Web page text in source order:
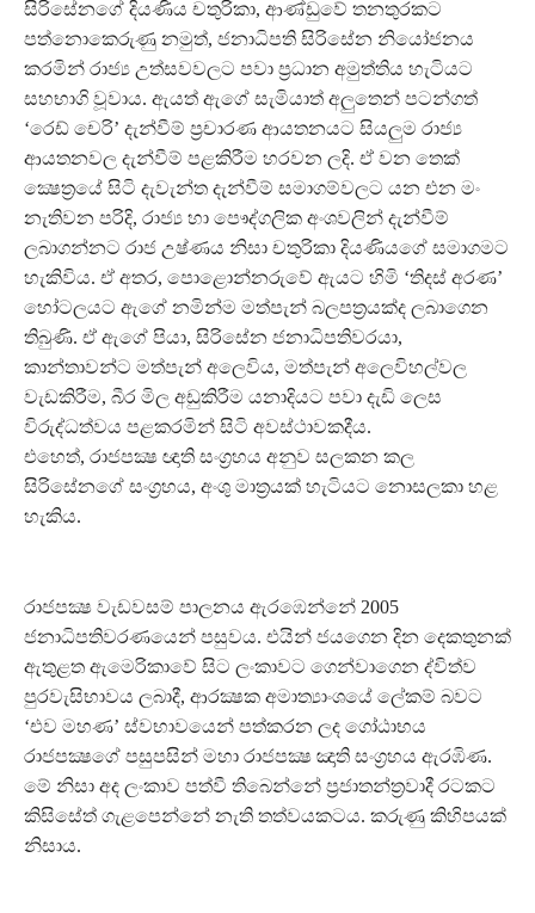
සිරිසේනගේ දියණිය චතුරිකා, ආණ්ඩුවේ තනතුරකට
පත්නොකෙරුණු නමුත්, ජනාධිපති සිරිසේන නියෝජනය
කරමින් රාජ්‍ය උත්සවවලට පවා ප්‍රධාන අමුත්තිය හැටියට
සහභාගි වූවාය. ඇයත් ඇගේ සැමියාත් අලුතෙන් පටන්ගත්
‘රෙඩ් චෙරි’ දැන්වීම් ප්‍රචාරණ ආයතනයට සියලුම රාජ්‍ය
ආයතනවල දැන්වීම් පළකිරීම හරවන ලදි. ඒ වන තෙක්
ක්‍ෂෙත්‍රයේ සිටි දැවැන්ත දැන්වීම් සමාගම්වලට යන එන මං
නැතිවන පරිදි, රාජ්‍ය හා පෞද්ගලික අංශවලින් දැන්වීම්
ලබාගන්නට රාජ උෂ්ණය නිසා චතුරිකා දියණියගේ සමාගමට
හැකිවිය. ඒ අතර, පොළොන්නරුවේ ඇයට හිමි ‘තිදස් අරණ’
හෝටලයට ඇගේ නමින්ම මත්පැන් බලපත්‍රයක්ද ලබාගෙන
තිබුණි. ඒ ඇගේ පියා, සිරිසේන ජනාධිපතිවරයා,
කාන්තාවන්ට මත්පැන් අලෙවිය, මත්පැන් අලෙවිහල්වල
වැඩකිරීම, බීර මිල අඩුකිරීම යනාදියට පවා දැඩි ලෙස
විරුද්ධත්වය පළකරමින් සිටි අවස්ථාවකදීය.
එහෙත්, රාජපක්‍ෂ ඥාති සංග්‍රහය අනුව සලකන කල
සිරිසේනගේ සංග්‍රහය, අංශු මාත්‍රයක් හැටියට නොසලකා හළ
හැකිය.
රාජපක්‍ෂ වැඩවසම් පාලනය ඇරඹෙන්නේ 2005
ජනාධිපතිවරණයෙන් පසුවය. එයින් ජයගෙන දින දෙකතුනක්
ඇතුළත ඇමෙරිකාවේ සිට ලංකාවට ගෙන්වාගෙන ද්විත්ව
පුරවැසිභාවය ලබාදී, ආරක්‍ෂක අමාත්‍යාංශයේ ලේකම් බවට
‘එව මහණ’ ස්වභාවයෙන් පත්කරන ලද ගෝඨාභය
රාජපක්‍ෂගේ පසුපසින් මහා රාජපක්‍ෂ ඤාති සංග්‍රහය ඇරඹිණ.
මේ නිසා අද ලංකාව පත්වී තිබෙන්නේ ප්‍රජාතන්ත්‍රවාදී රටකට
කිසිසේත් ගැළපෙන්නේ නැති තත්වයකටය. කරුණු කිහිපයක්
නිසාය.